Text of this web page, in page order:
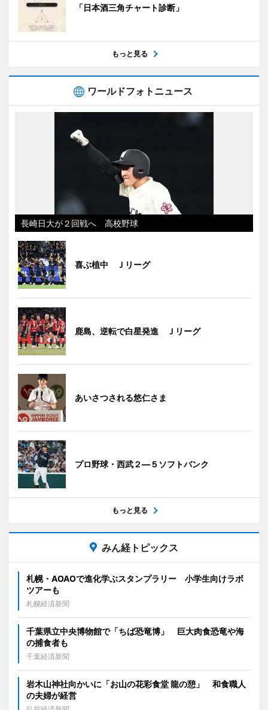
「日本酒三角チャート診断」
もっと見る
ワールドフォトニュース
長崎日大が２回戦へ 高校野球
喜ぶ植中 Ｊリーグ
鹿島、逆転で白星発進 Ｊリーグ
あいさつされる悠仁さま
プロ野球・西武２―５ソフトバンク
もっと見る
みん経トピックス
札幌・AOAOで進化学ぶスタンプラリー 小学生向けラボ
ツアーも
札幌経済新聞
千葉県立中央博物館で「ちば恐竜博」 巨大肉食恐竜や海
の捕食者も
千葉経済新聞
岩木山神社向かいに「お山の花彩食堂 龍の憩」 和食職人
の夫婦が経営